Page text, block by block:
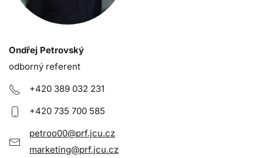
Ondřej Petrovský
odborný referent
+420 389 032 231
+420 735 700 585
petroo00@prf.jcu.cz
marketing@prf.jcu.cz